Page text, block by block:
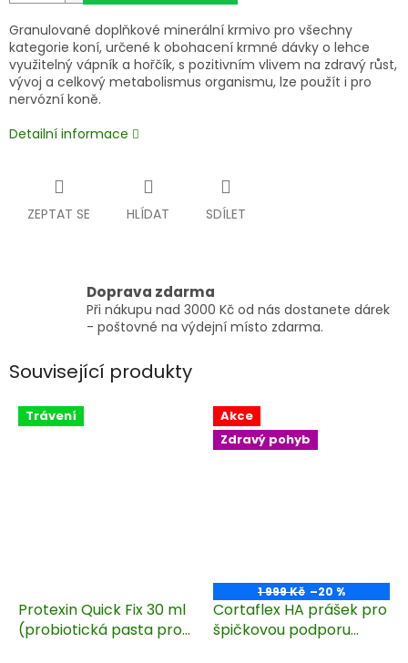
Granulované doplňkové minerální krmivo pro všechny
kategorie koní, určené k obohacení krmné dávky o lehce
využitelný vápník a hořčík, s pozitivním vlivem na zdravý růst,
vývoj a celkový metabolismus organismu, lze použít i pro
nervózní koně.
Detailní informace
ZEPTAT SE HLÍDAT SDÍLET
Doprava zdarma
Při nákupu nad 3000 Kč od nás dostanete dárek
- poštovné na výdejní místo zdarma.
Související produkty
Trávení
Protexin Quick Fix 30 ml
(probiotická pasta pro
Akce
Zdravý pohyb
1 999 Kč –20 %
Cortaflex HA prášek pro
špičkovou podporu